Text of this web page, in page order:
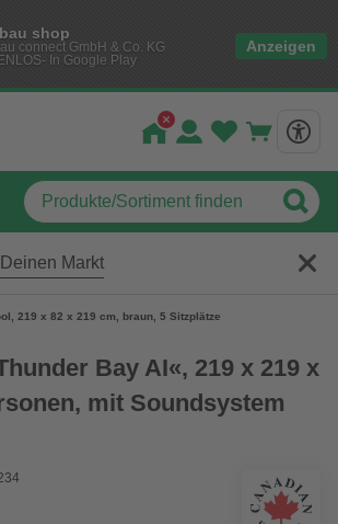
shop
connect GmbH & Co. KG
In Google Play
Anzeigen
Markt
219 x 82 x 219 cm, braun, 5 Sitzplätze
Bay AI«, 219 x 219 x
mit Soundsystem